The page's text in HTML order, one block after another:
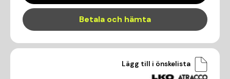
Betala och hämta
Lägg till i önskelista